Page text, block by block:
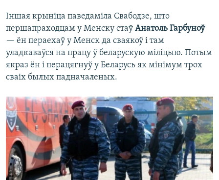
Іншая крыніца паведаміла Свабодзе, што
першапраходцам у Менску стаў Анатоль Гарбуноў
— ён пераехаў у Менск да сваякоў і там
уладкаваўся на працу ў беларускую міліцыю. Потым
якраз ён і перацягнуў у Беларусь як мінімум трох
сваіх былых падначаленых.